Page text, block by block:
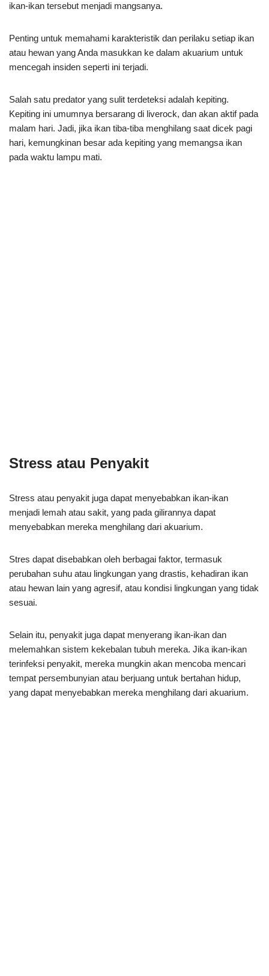
ikan-ikan tersebut menjadi mangsanya.
Penting untuk memahami karakteristik dan perilaku setiap ikan
atau hewan yang Anda masukkan ke dalam akuarium untuk
mencegah insiden seperti ini terjadi.
Salah satu predator yang sulit terdeteksi adalah kepiting.
Kepiting ini umumnya bersarang di liverock, dan akan aktif pada
malam hari. Jadi, jika ikan tiba-tiba menghilang saat dicek pagi
hari, kemungkinan besar ada kepiting yang memangsa ikan
pada waktu lampu mati.
Stress atau Penyakit
Stress atau penyakit juga dapat menyebabkan ikan-ikan
menjadi lemah atau sakit, yang pada gilirannya dapat
menyebabkan mereka menghilang dari akuarium.
Stres dapat disebabkan oleh berbagai faktor, termasuk
perubahan suhu atau lingkungan yang drastis, kehadiran ikan
atau hewan lain yang agresif, atau kondisi lingkungan yang tidak
sesuai.
Selain itu, penyakit juga dapat menyerang ikan-ikan dan
melemahkan sistem kekebalan tubuh mereka. Jika ikan-ikan
terinfeksi penyakit, mereka mungkin akan mencoba mencari
tempat persembunyian atau berjuang untuk bertahan hidup,
yang dapat menyebabkan mereka menghilang dari akuarium.